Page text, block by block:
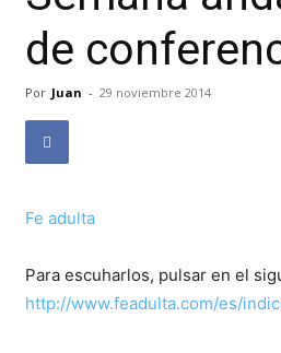
de
Por Juan - 29 noviembre 2014
Fe adulta
Para escuharlos, pulsar en el
http://www.feadulta.com/es/